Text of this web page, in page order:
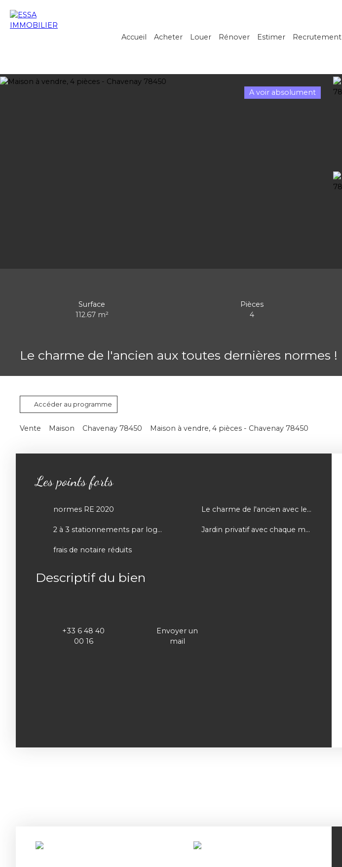
Accueil Acheter Louer Rénover Estimer Recrutement
A voir absolument
Surface
112.67 m²
Pièces
4
Le charme de l'ancien aux toutes dernières normes !
Accéder au programme
Vente Maison Chavenay 78450 Maison à vendre, 4 pièces - Chavenay 78450
Les points forts
normes RE 2020 Le charme de l'ancien avec le confort modernes
2 à 3 stationnements par logement ( dont 1 couvert) Jardin privatif avec chaque maison
frais de notaire réduits
Descriptif du bien
+33 6 48 40
00 16
Envoyer un
mail